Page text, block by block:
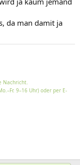
da man damit ja
Nachricht.
9–16 Uhr) oder per E-